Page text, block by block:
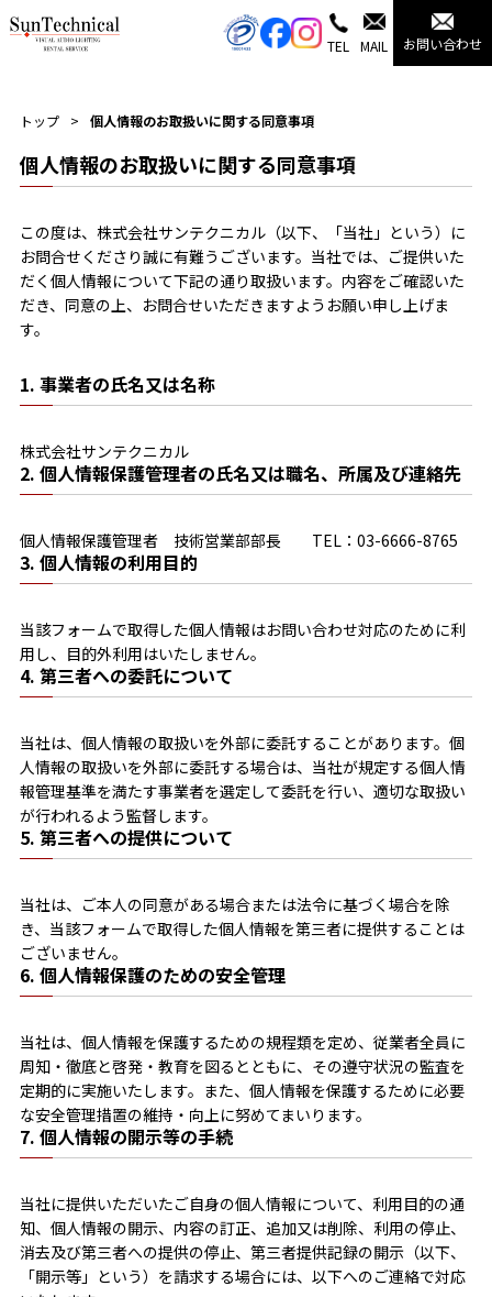
TEL MAIL お問い合わせ
トップ 個人情報のお取扱いに関する同意事項
個人情報のお取扱いに関する同意事項
この度は、株式会社サンテクニカル（以下、「当社」という）に
お問合せくださり誠に有難うございます。当社では、ご提供いた
だく個人情報について下記の通り取扱います。内容をご確認いた
だき、同意の上、お問合せいただきますようお願い申し上げま
す。
1. 事業者の氏名又は名称
株式会社サンテクニカル
2. 個人情報保護管理者の氏名又は職名、所属及び連絡先
個人情報保護管理者 技術営業部部長 TEL：03-6666-8765
3. 個人情報の利用目的
当該フォームで取得した個人情報はお問い合わせ対応のために利
用し、目的外利用はいたしません。
4. 第三者への委託について
当社は、個人情報の取扱いを外部に委託することがあります。個
人情報の取扱いを外部に委託する場合は、当社が規定する個人情
報管理基準を満たす事業者を選定して委託を行い、適切な取扱い
が行われるよう監督します。
5. 第三者への提供について
当社は、ご本人の同意がある場合または法令に基づく場合を除
き、当該フォームで取得した個人情報を第三者に提供することは
ございません。
6. 個人情報保護のための安全管理
当社は、個人情報を保護するための規程類を定め、従業者全員に
周知・徹底と啓発・教育を図るとともに、その遵守状況の監査を
定期的に実施いたします。また、個人情報を保護するために必要
な安全管理措置の維持・向上に努めてまいります。
7. 個人情報の開示等の手続
当社に提供いただいたご自身の個人情報について、利用目的の通
知、個人情報の開示、内容の訂正、追加又は削除、利用の停止、
消去及び第三者への提供の停止、第三者提供記録の開示（以下、
「開示等」という）を請求する場合には、以下へのご連絡で対応